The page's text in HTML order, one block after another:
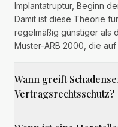
Implantatruptur, Beginn
Damit ist diese Theorie
regelmäßig günstiger als
Muster-ARB 2000, die
Wann greift
Vertragsrechtsschutz?